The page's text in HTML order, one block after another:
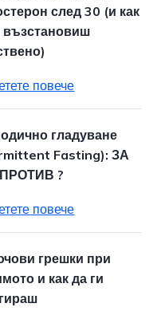
след 30 (и как
възстановиш
повече
гладуване
Fasting): ЗА
?
повече
грешки при
и как да ги